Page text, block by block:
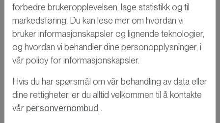
forbedre brukeropplevelsen, lage statistikk og til
markedsføring. Du kan lese mer om hvordan vi
bruker informasjonskapsler og lignende teknologier,
og hvordan vi behandler dine personopplysninger, i
vår policy for informasjonskapsler.
Hvis du har spørsmål om vår behandling av data eller
dine rettigheter, er du alltid velkommen til å kontakte
vår personvernombud .